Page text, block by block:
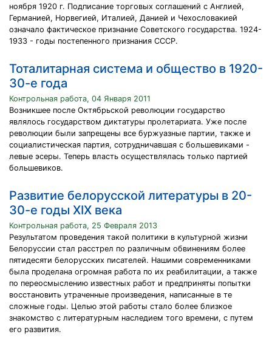
ноября 1920 г. Подписание торговых соглашений с Англией,
Германией, Норвегией, Италией, Данией и Чехословакией
означало фактическое признание Советского государства. 1924-
1933 - годы постепенного признания СССР.
Тоталитарная система и общество в 1920-
30-е года
Контрольная работа, 04 Января 2011
Возникшее после Октябрьской революции государство
являлось государством диктатуры пролетариата. Уже после
революции были запрещены все буржуазные партии, также и
социалистическая партия, сотрудничавшая с большевиками -
левые эсеры. Теперь власть осуществлялась только партией
большевиков.
Развитие белорусской литературы в 20-
30-е годы XIX века
Контрольная работа, 25 Февраля 2013
Результатом проведения такой политики в культурной жизни
Белоруссии стал расстрел по различным обвинениям более
пятидесяти белорусских писателей. Нашими современниками
была проделана огромная работа по их реабилитации, а также
по переосмыслению известных работ и предприняты попытки
восстановить утраченные произведения, написанные в те
сложные годы. Целью этой работы стало более близкое
знакомство с литературным наследием того времени, с путем
его развития.